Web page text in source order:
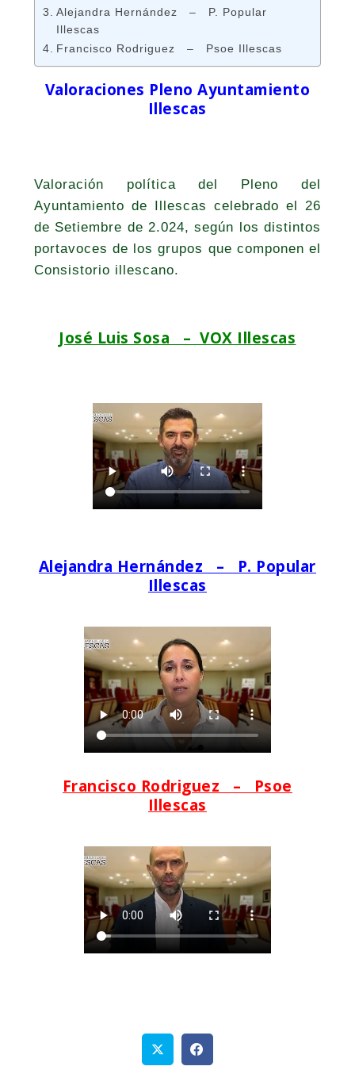
Alejandra Hernández – P. Popular
Illescas
Francisco Rodriguez – Psoe Illescas
Valoraciones Pleno Ayuntamiento
Illescas
Valoración política del Pleno del
Ayuntamiento de Illescas celebrado el 26
de Setiembre de 2.024, según los distintos
portavoces de los grupos que componen el
Consistorio illescano.
José Luis Sosa – VOX Illescas
Alejandra Hernández – P. Popular
Illescas
Francisco Rodriguez – Psoe
Illescas